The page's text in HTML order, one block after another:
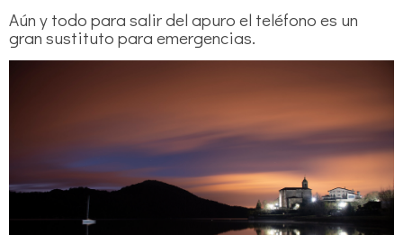
Aún y todo para salir del apuro el teléfono es un
gran sustituto para emergencias.